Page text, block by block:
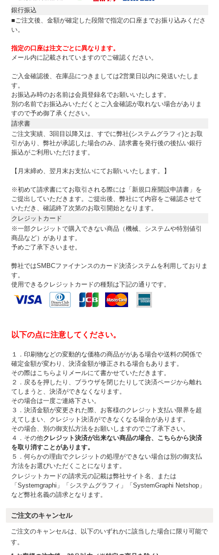
銀行振込
■ご注文後、金額が確定した段階で指定の口座までお振り込みくださ
い。
指定の口座は注文ごとに異なります。
メール内に記載されていますのでご確認ください。
ご入金確認後、在庫品につきましては2営業日以内に発送いたしま
す。
お振込み時のお名前は会員登録名でお願いいたします。
別の名前でお振込みいただくとご入金確認が取れない場合がありま
すので予め御了承ください。
請求書
ご注文実績、3回目以降又は、すでに弊社(システムグラフィ)とお取
引があり、弊社が承認した場合のみ、請求書を発行後の後払い銀行
振込がご利用いただけます。
【月末締め、翌月末お支払いにてお願いいたします。】
※初めて請求書にてお取引される際には「新規口座開設申請書」を
ご提出していただきます。ご提出後、弊社にて内容をご確認させて
いただき、確認終了次第のお取引開始となります。
クレジットカード
※一部クレジットで購入できない商品（機械、システムや特別値引
商品など）があります。
予めご了承下さいませ。
弊社ではSMBCファイナンスのカード決済システムを利用しておりま
す。
使用できるクレジットカードの種類は下記の通りです。
以下の点に注意してください。
１．印刷物などの変動的な価格の商品ががある場合や送料の関係で
確定金額が変わり、決済金額が修正される場合もあります。
その際はこちらよりメールにて書かせていただきます。
２．戻るを押したり、ブラウザを閉じたりして決済ページから離れ
てしまうと、決済ができなくなります。
その場合は一度ご連絡下さい。
３．決済金額が変更された際、お客様のクレジット支払い限界を超
えてしまい、クレジット決済ができなくなる場合があります。
その場合、別の御支払方法をお願いしますのでご了承下さい。
４．その他クレジット決済が出来ない商品の場合、こちらから決済
を取り消すことがあります。
５．何らかの理由でクレジットの処理ができない場合は別の御支払
方法をお選びいただくことになります。
クレジットカードの請求元の記載は弊社サイト名、または
「Systemgraphi」「システムグラフィ」「SystemGraphi Netshop」
など弊社名義の請求となります。
ご注文のキャンセル
ご注文のキャンセルは、以下のいずれかに該当した場合に限り可能で
す。